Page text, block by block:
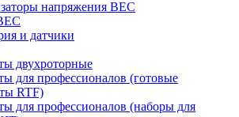
напряжения BEC
и датчики
двухроторные
для профессионалов (готовые
RTF)
для профессионалов (наборы для